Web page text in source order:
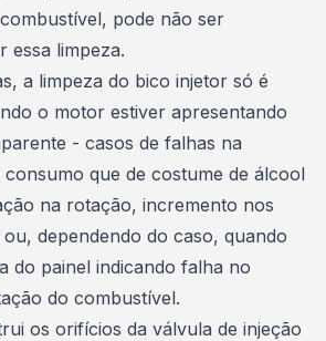
, pode não ser
essa limpeza.
a limpeza do bico injetor só é
o motor estiver apresentando
- casos de falhas na
que de costume de álcool
na rotação, incremento nos
dependendo do caso, quando
do painel indicando falha no
do combustível.
os orifícios da válvula de injeção